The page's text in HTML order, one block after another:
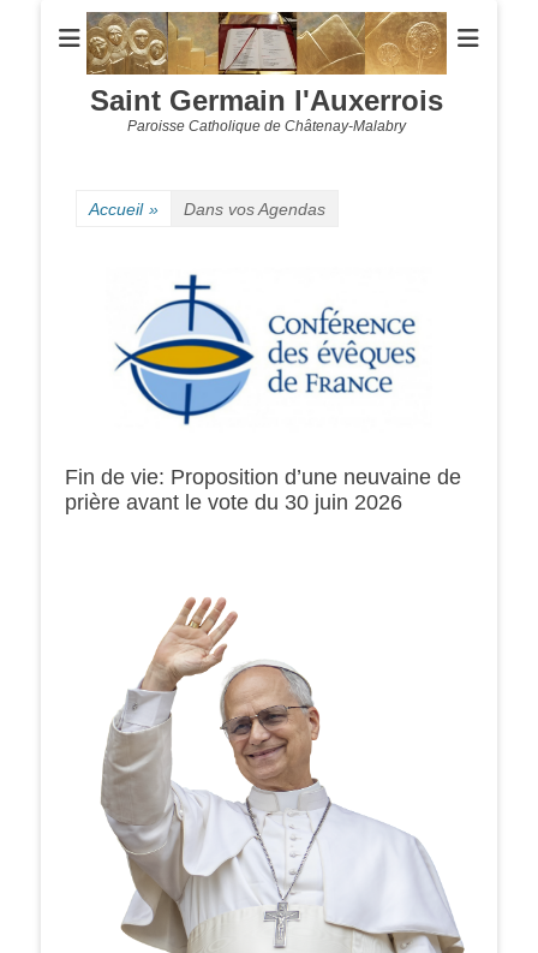
Saint Germain l'Auxerrois
Paroisse Catholique de Châtenay-Malabry
Accueil » Dans vos Agendas
Fin de vie: Proposition d’une neuvaine de
prière avant le vote du 30 juin 2026